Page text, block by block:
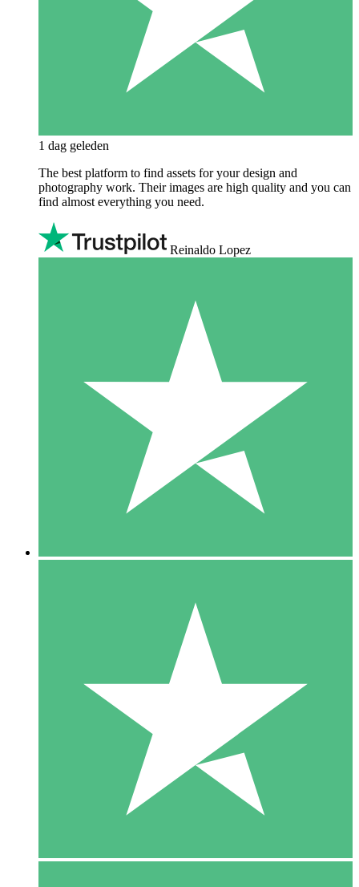
1 dag geleden
The best platform to find assets for your design and
photography work. Their images are high quality and you can
find almost everything you need.
Reinaldo Lopez